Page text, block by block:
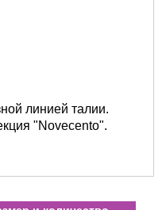
линией талии.
"Novecento".